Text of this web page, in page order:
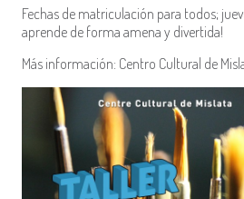
Fechas de matriculación para todos;
aprende de forma amena y divertida!
Más información: Centro Cultural de